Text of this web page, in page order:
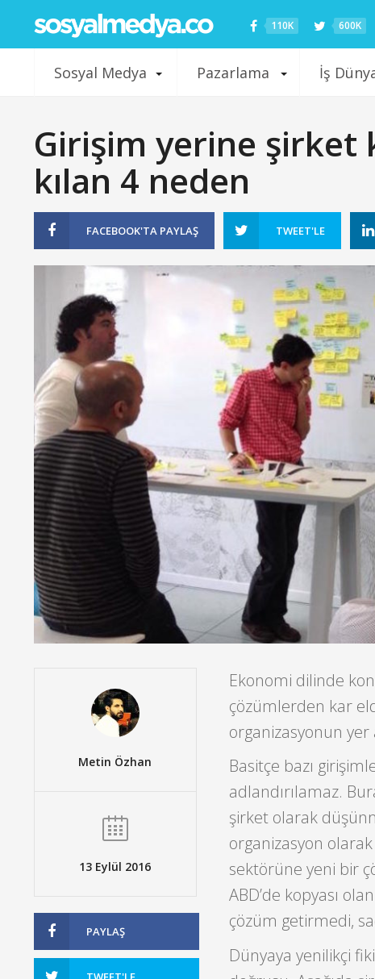
110K 600K
Sosyal Medya Pazarlama İş
Girişim yerine şirket
kılan 4 neden
FACEBOOK'TA PAYLAŞ TWEET'LE
Metin Özhan
13 Eylül 2016
PAYLAŞ
Ekonomi dilinde
çözümlerden kar
organizasyonun yer
Basitçe bazı
adlandırılamaz.
şirket olarak
organizasyon
sektörüne yeni bir
ABD’de kopyası
çözüm getirmedi,
Dünyaya yenilikçi